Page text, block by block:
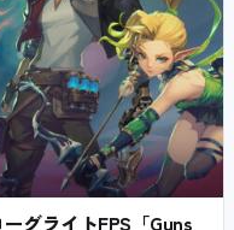
グライトFPS「Guns